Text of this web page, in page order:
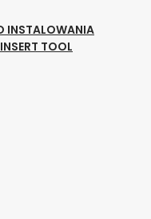
INSTALOWANIA
TOOL